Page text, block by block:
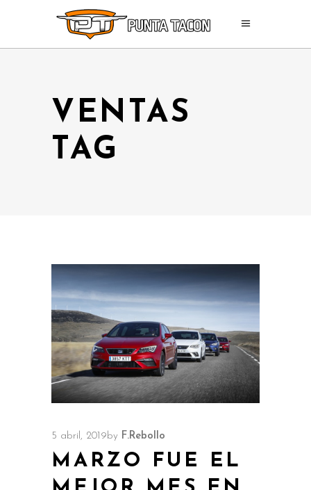
VENTAS
TAG
5 abril, 2019 by F.Rebollo
MARZO FUE EL